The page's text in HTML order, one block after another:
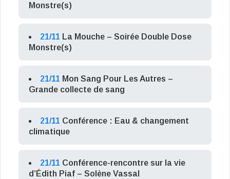
Monstre(s)
21/11 La Mouche – Soirée Double Dose
Monstre(s)
21/11 Mon Sang Pour Les Autres –
Grande collecte de sang
21/11 Conférence : Eau & changement
climatique
21/11 Conférence-rencontre sur la vie
d’Édith Piaf – Solène Vassal